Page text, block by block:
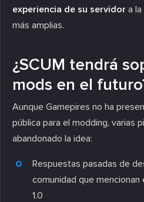
experiencia de su servidor a
más amplias.
¿SCUM tendrá
mods en el
Aunque Gamepires no ha
pública para el modding, varias
abandonado la idea:
Respuestas pasadas de
comunidad que
1.0